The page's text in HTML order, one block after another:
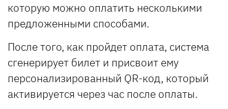
которую можно оплатить несколькими
предложенными способами.
После того, как пройдет оплата, система
сгенерирует билет и присвоит ему
персонализированный QR-код, который
активируется через час после оплаты.